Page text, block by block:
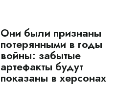
Они были признаны
потерянными в годы
войны: забытые
артефакты будут
показаны в херсонах